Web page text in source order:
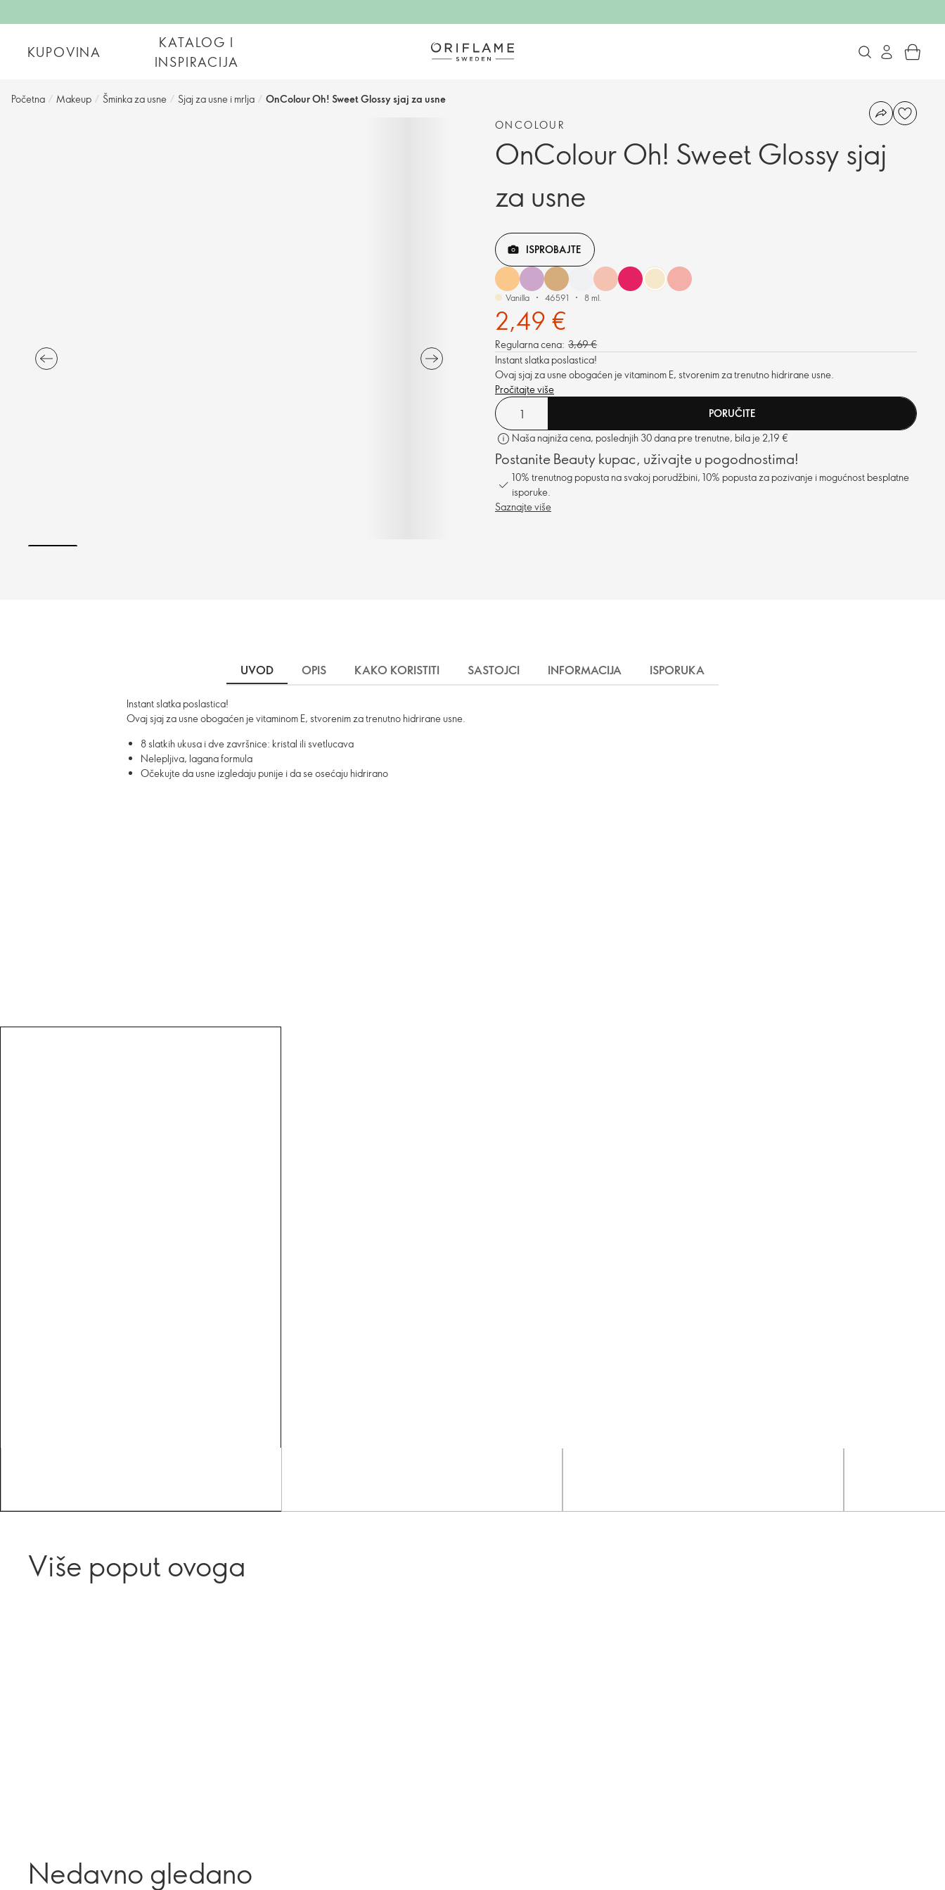
KUPOVINA
KATALOG I
INSPIRACIJA
Početna / Makeup / Šminka za usne / Sjaj za usne i mrlja / OnColour Oh! Sweet Glossy sjaj za usne
ONCOLOUR
OnColour Oh! Sweet Glossy sjaj
za usne
ISPROBAJTE
Vanilla 46591 8 ml.
2,49 €
Regularna cena: 3,69 €
Instant slatka poslastica!
Ovaj sjaj za usne obogaćen je vitaminom E, stvorenim za trenutno hidrirane usne.
Pročitajte više
PORUČITE
Naša najniža cena, poslednjih 30 dana pre trenutne, bila je 2,19 €
Postanite Beauty kupac, uživajte u pogodnostima!
10% trenutnog popusta na svakoj porudžbini, 10% popusta za pozivanje i mogućnost besplatne
isporuke.
Saznajte više
UVOD OPIS KAKO KORISTITI SASTOJCI INFORMACIJA ISPORUKA
Instant slatka poslastica!
Ovaj sjaj za usne obogaćen je vitaminom E, stvorenim za trenutno hidrirane usne.
8 slatkih ukusa i dve završnice: kristal ili svetlucava
Nelepljiva, lagana formula
Očekujte da usne izgledaju punije i da se osećaju hidrirano
Više poput ovoga
Nedavno gledano